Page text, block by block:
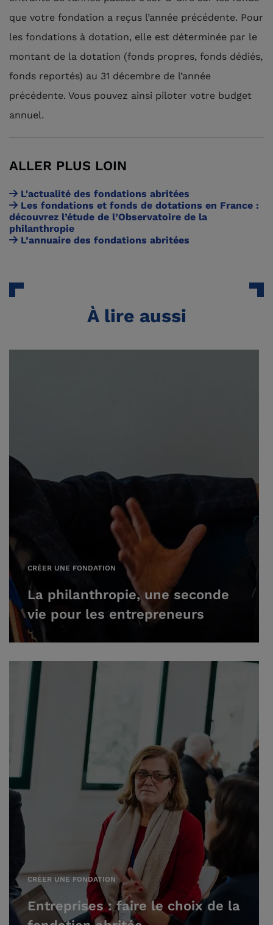
que votre fondation a reçus l’année précédente. Pour
les fondations à dotation, elle est déterminée par le
montant de la dotation (fonds propres, fonds dédiés,
fonds reportés) au 31 décembre de l’année
précédente. Vous pouvez ainsi piloter votre budget
annuel.
ALLER PLUS LOIN
L'actualité des fondations abritées
Les fondations et fonds de dotations en France :
découvrez l’étude de l’Observatoire de la
philanthropie
L’annuaire des fondations abritées
À lire aussi
CRÉER UNE FONDATION
La philanthropie, une seconde
vie pour les entrepreneurs
CRÉER UNE FONDATION
Entreprises : faire le choix de la